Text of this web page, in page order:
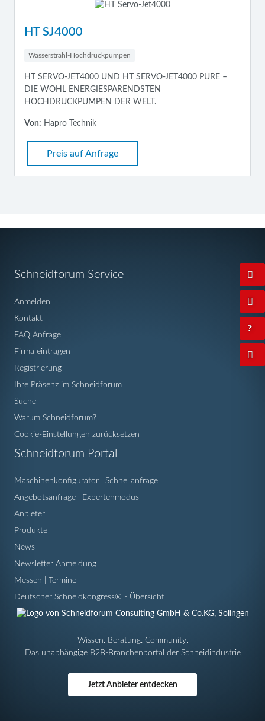
HT SJ4000
Wasserstrahl-Hochdruckpumpen
HT SERVO-JET4000 UND HT SERVO-JET4000 PURE –
DIE WOHL ENERGIESPARENDSTEN
HOCHDRUCKPUMPEN DER WELT.
Von: Hapro Technik
Preis auf Anfrage
Schneidforum ServiceNavigation
Anmelden
Kontakt
FAQ Anfrage
Firma eintragen
Registrierung
Ihre Präsenz im Schneidforum
Suche
Warum Schneidforum?
Cookie-Einstellungen zurücksetzen
Schneidforum Portal
Maschinenkonfigurator | Schnellanfrage
Angebotsanfrage | Expertenmodus
Anbieter
Produkte
News
Newsletter Anmeldung
Messen | Termine
Deutscher Schneidkongress® - Übersicht
Wissen. Beratung. Community.
Das unabhängige B2B-Branchenportal der Schneidindustrie
Jetzt Anbieter entdecken